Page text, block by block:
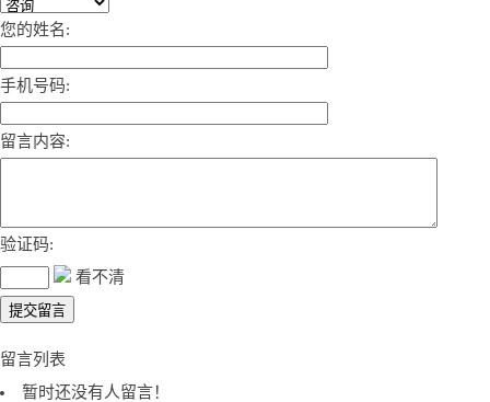
您的姓名:
手机号码:
留言内容:
验证码:
看不清
留言列表
暂时还没有人留言！